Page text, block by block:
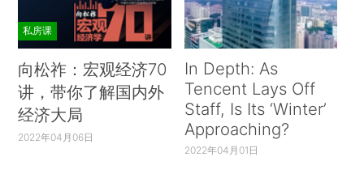
私房课
向松祚：宏观经济70
讲，带你了解国内外
经济大局
2022年04月06日
In Depth: As
Tencent Lays Off
Staff, Is Its ‘Winter’
Approaching?
2022年04月01日